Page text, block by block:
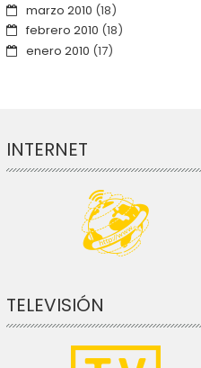
marzo 2010 (18)
febrero 2010 (18)
enero 2010 (17)
INTERNET
TELEVISIÓN